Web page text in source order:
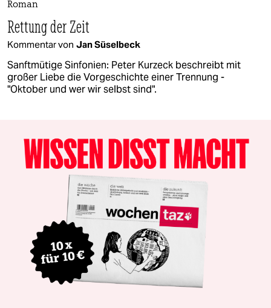
Roman
Rettung der Zeit
Kommentar von Jan Süselbeck
Sanftmütige Sinfonien: Peter Kurzeck beschreibt mit
großer Liebe die Vorgeschichte einer Trennung -
"Oktober und wer wir selbst sind".